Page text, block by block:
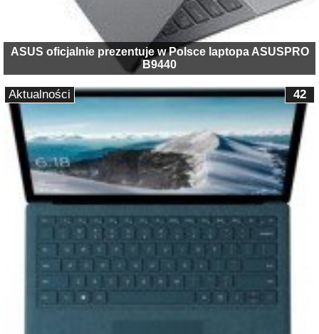
ASUS oficjalnie prezentuje w Polsce laptopa ASUSPRO
B9440
42
Aktualności